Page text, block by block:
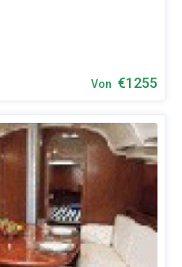
Von €1255